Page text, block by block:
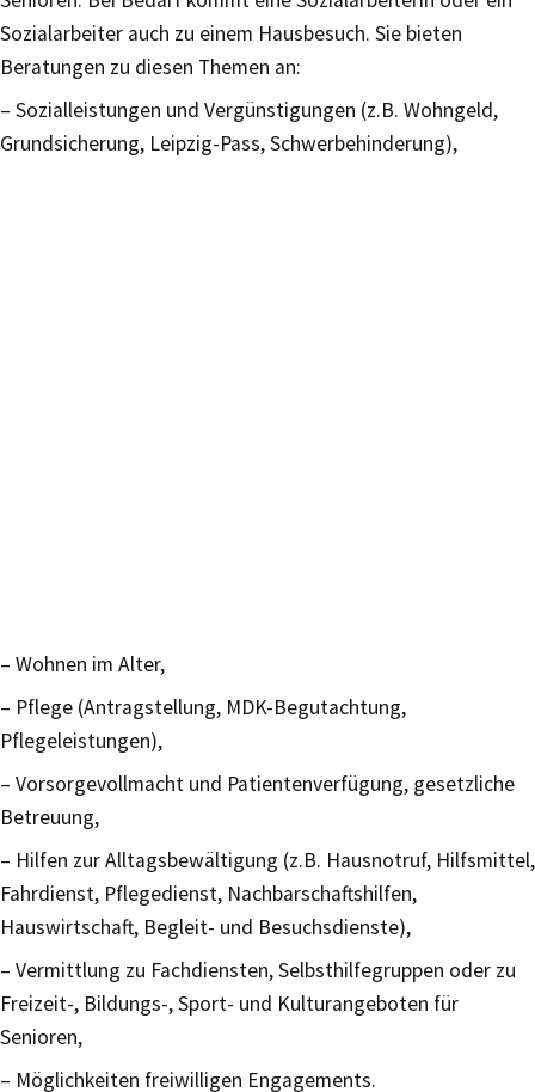
Sozialarbeiter auch zu einem Hausbesuch. Sie bieten
Beratungen zu diesen Themen an:
– Sozialleistungen und Vergünstigungen (z.B. Wohngeld,
Grundsicherung, Leipzig-Pass, Schwerbehinderung),
– Wohnen im Alter,
– Pflege (Antragstellung, MDK-Begutachtung,
Pflegeleistungen),
– Vorsorgevollmacht und Patientenverfügung, gesetzliche
Betreuung,
– Hilfen zur Alltagsbewältigung (z.B. Hausnotruf, Hilfsmittel,
Fahrdienst, Pflegedienst, Nachbarschaftshilfen,
Hauswirtschaft, Begleit- und Besuchsdienste),
– Vermittlung zu Fachdiensten, Selbsthilfegruppen oder zu
Freizeit-, Bildungs-, Sport- und Kulturangeboten für
Senioren,
– Möglichkeiten freiwilligen Engagements.